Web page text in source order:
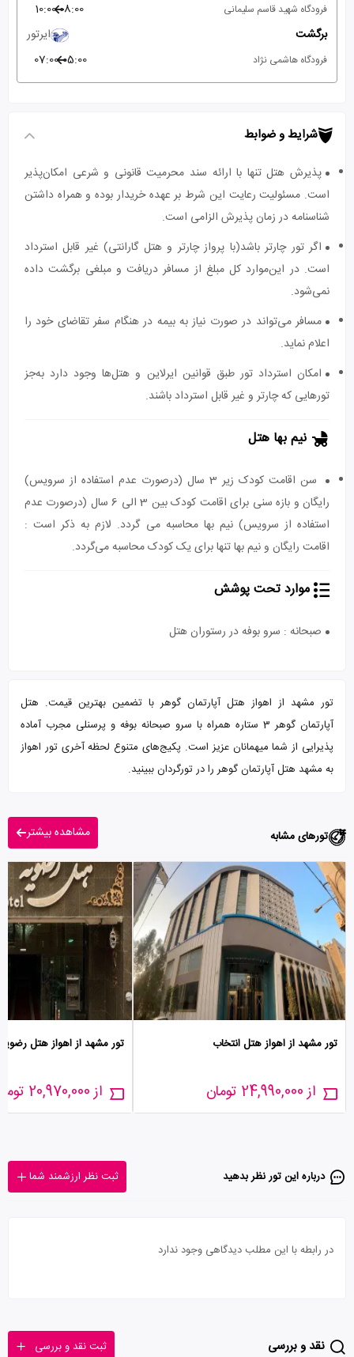
فرودگاه شهید قاسم سلیمانی 08:00
10:00
برگشت
ایرتور
فرودگاه هاشمی نژاد 05:00
07:00
شرایط و ضوابط
پذیرش هتل تنها با ارائه سند محرمیت قانونی و شرعی امکان‌پذیر
است. مسئولیت رعایت این شرط بر عهده خریدار بوده و همراه داشتن
شناسنامه در زمان پذیرش الزامی است.
اگر تور چارتر باشد(با پرواز چارتر و هتل گارانتی) غیر قابل استرداد
است. در این‌موارد کل مبلغ از مسافر دریافت و مبلغی برگشت داده
نمی‌شود.
مسافر می‌تواند در صورت نیاز به بیمه در هنگام سفر تقاضای خود را
اعلام نماید.
امکان استرداد تور طبق قوانین ایرلاین و هتل‌ها وجود دارد به‌جز
تورهایی که چارتر و غیر قابل استرداد باشند.
نیم بها هتل
سن اقامت کودک زیر 3 سال (درصورت عدم استفاده از سرویس)
رایگان و بازه سنی برای اقامت کودک بین 3 الی 6 سال (درصورت عدم
استفاده از سرویس) نیم بها محاسبه می گردد. لازم به ذکر است :
اقامت رایگان و نیم بها تنها برای یک کودک محاسبه می‌گردد.
موارد تحت پوشش
صبحانه : سرو بوفه در رستوران هتل
تور مشهد از اهواز هتل آپارتمان گوهر با تضمین بهترین قیمت. هتل
آپارتمان گوهر 3 ستاره همراه با سرو صبحانه بوفه و پرسنلی مجرب آماده
پذیرایی از شما میهمانان عزیز است. پکیج‌های متنوع لحظه آخری تور اهواز
به مشهد هتل آپارتمان گوهر را در تورگردان ببینید.
تورهای مشابه مشاهده بیشتر
تور مشهد از اهواز هتل انتخاب
از 24,990,000 تومان
تور مشهد از اهواز هتل رضویه
از 20,970,000 تومان
درباره این تور‌ نظر بدهید ثبت نظر ارزشمند شما
در رابطه با این مطلب دیدگاهی وجود ندارد
نقد و بررسی ثبت نقد و بررسی